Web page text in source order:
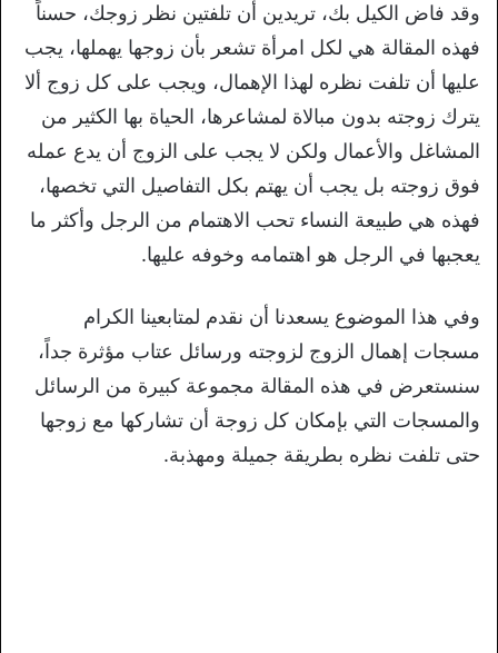
وقد فاض الكيل بك، تريدين أن تلفتين نظر زوجك، حسناً
فهذه المقالة هي لكل امرأة تشعر بأن زوجها يهملها، يجب
عليها أن تلفت نظره لهذا الإهمال، ويجب على كل زوج ألا
يترك زوجته بدون مبالاة لمشاعرها، الحياة بها الكثير من
المشاغل والأعمال ولكن لا يجب على الزوج أن يدع عمله
فوق زوجته بل يجب أن يهتم بكل التفاصيل التي تخصها،
فهذه هي طبيعة النساء تحب الاهتمام من الرجل وأكثر ما
يعجبها في الرجل هو اهتمامه وخوفه عليها.
وفي هذا الموضوع يسعدنا أن نقدم لمتابعينا الكرام
مسجات إهمال الزوج لزوجته ورسائل عتاب مؤثرة جداً،
سنستعرض في هذه المقالة مجموعة كبيرة من الرسائل
والمسجات التي بإمكان كل زوجة أن تشاركها مع زوجها
حتى تلفت نظره بطريقة جميلة ومهذبة.